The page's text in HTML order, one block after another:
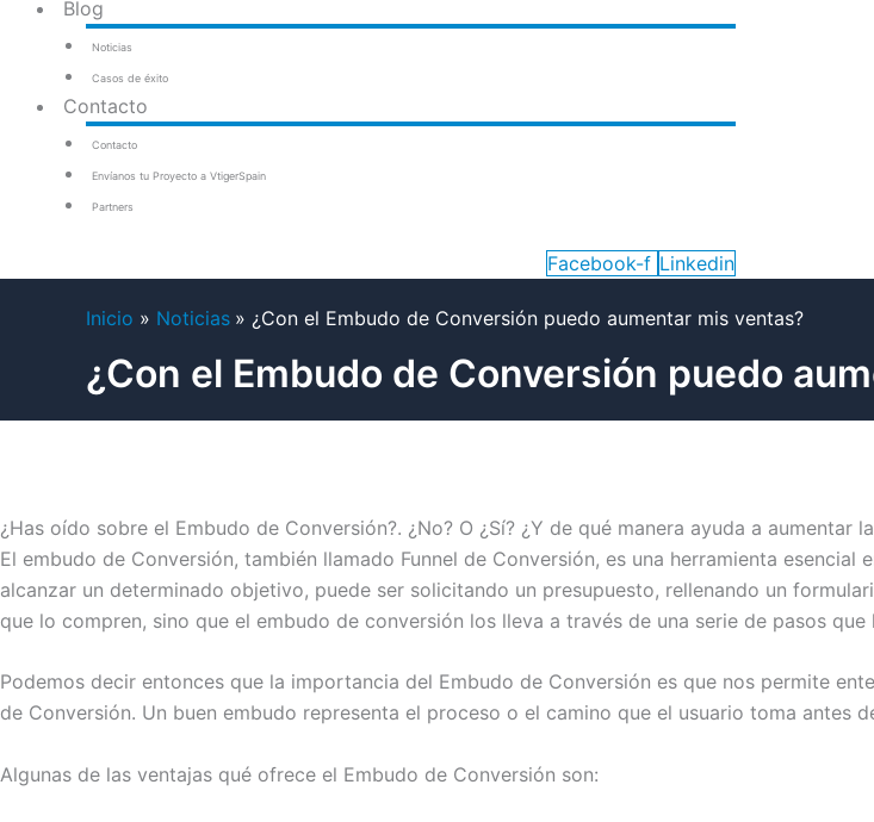
Blog
Noticias
Casos de éxito
Contacto
Contacto
Envíanos tu Proyecto a VtigerSpain
Partners
Facebook-f Linkedin
Inicio Noticias ¿Con el Embudo de Conversión puedo aumentar mis ventas?
¿Con el Embudo de Conversión puedo
¿Has oído sobre el Embudo de Conversión?. ¿No? O ¿Sí? ¿Y de qué manera ayuda a
El embudo de Conversión, también llamado Funnel de Conversión, es una herramienta
alcanzar un determinado objetivo, puede ser solicitando un presupuesto, rellenando un
que lo compren, sino que el embudo de conversión los lleva a través de una serie de pasos
Podemos decir entonces que la importancia del Embudo de Conversión es que nos permite
de Conversión. Un buen embudo representa el proceso o el camino que el usuario toma antes
Algunas de las ventajas qué ofrece el Embudo de Conversión son: